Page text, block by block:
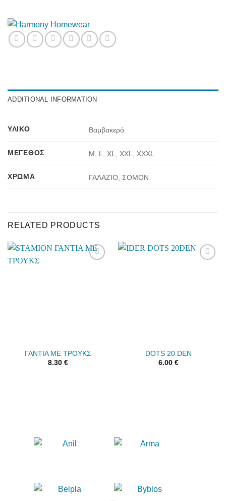
ADDITIONAL INFORMATION
ΥΛΙΚΌ Βαμβακερό
ΜΈΓΕΘΟΣ M, L, XL, XXL, XXXL
ΧΡΏΜΑ ΓΑΛΑΖΙΟ, ΣΟΜΟΝ
RELATED PRODUCTS
ΓΑΝΤΙΑ ΜΕ ΤΡΟΥΚΣ
8.30 €
DOTS 20 DEN
6.00 €